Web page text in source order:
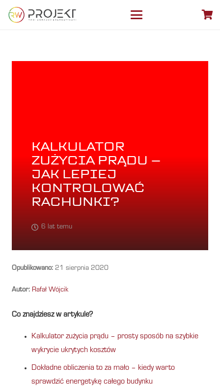
KALKULATOR
ZUŻYCIA PRĄDU –
JAK LEPIEJ
KONTROLOWAĆ
RACHUNKI?
6 lat temu
Opublikowano: 21 sierpnia 2020
Autor: Rafał Wójcik
Co znajdziesz w artykule?
Kalkulator zużycia prądu – prosty sposób na szybkie
wykrycie ukrytych kosztów
Dokładne obliczenia to za mało – kiedy warto
sprawdzić energetykę całego budynku